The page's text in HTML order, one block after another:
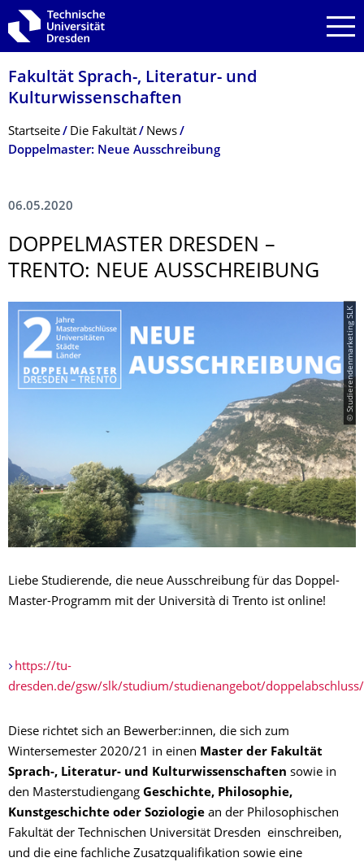
Zur Hauptnavigation springen
Zur Suche springen
Zum Inhalt springen
Fakultät Sprach-, Literatur- und
Kulturwissenschaf­ten
Breadcrumb-Menü
Startseite Die Fakultät
News
Doppelmaster: Neue Ausschreibung
06.05.2020
DOPPELMASTER DRESDEN –
TRENTO: NEUE AUSSCHREIBUNG
© Studierendenmarketing SLK
Liebe Studierende, die neue Ausschreibung für das Doppel-
Master-Programm mit der Università di Trento ist online!
https://tu-
dresden.de/gsw/slk/studium/studienangebot/
Diese richtet sich an Bewerber:innen, die sich zum
Wintersemester 2020/21 in einen Master der Fakultät
Sprach-, Literatur- und Kulturwissenschaften sowie in
den Masterstudiengang Geschichte, Philosophie,
Kunstgeschichte oder Soziologie an der Philosophischen
Fakultät der Technischen Universität Dresden einschreiben,
und die eine fachliche Zusatzqualifikation sowie eine